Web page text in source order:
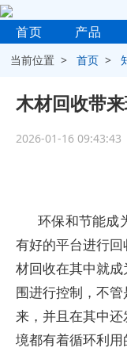
首页 产品
当前位置 >首页 >
木材回收带
2026-01-16
环保和节能成
有好的平台进行
材回收在其中就
围进行控制，不
来，并且在其中
境都有着循环利用